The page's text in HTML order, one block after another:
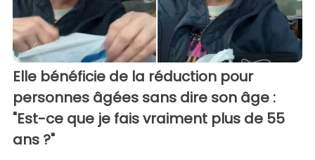
Elle bénéficie de la réduction pour
personnes âgées sans dire son âge :
"Est-ce que je fais vraiment plus de 55
ans ?"